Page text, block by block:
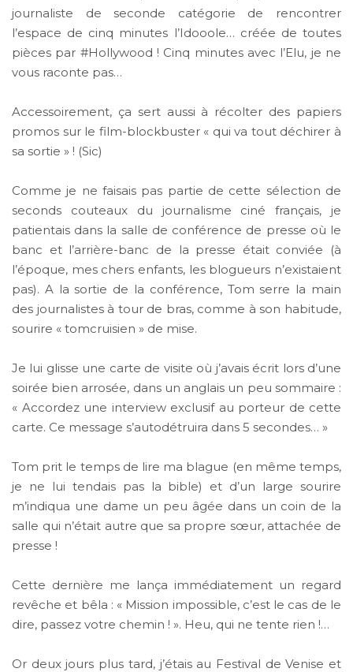
journaliste de seconde catégorie de rencontrer
l’espace de cinq minutes l’Idooole… créée de toutes
pièces par #Hollywood ! Cinq minutes avec l’Elu, je ne
vous raconte pas…
Accessoirement, ça sert aussi à récolter des papiers
promos sur le film-blockbuster « qui va tout déchirer à
sa sortie » ! (Sic)
Comme je ne faisais pas partie de cette sélection de
seconds couteaux du journalisme ciné français, je
patientais dans la salle de conférence de presse où le
banc et l’arrière-banc de la presse était conviée (à
l’époque, mes chers enfants, les blogueurs n’existaient
pas). A la sortie de la conférence, Tom serre la main
des journalistes à tour de bras, comme à son habitude,
sourire « tomcruisien » de mise.
Je lui glisse une carte de visite où j’avais écrit lors d’une
soirée bien arrosée, dans un anglais un peu sommaire :
« Accordez une interview exclusif au porteur de cette
carte. Ce message s’autodétruira dans 5 secondes… »
Tom prit le temps de lire ma blague (en même temps,
je ne lui tendais pas la bible) et d’un large sourire
m’indiqua une dame un peu âgée dans un coin de la
salle qui n’était autre que sa propre sœur, attachée de
presse !
Cette dernière me lança immédiatement un regard
revêche et bêla : « Mission impossible, c’est le cas de le
dire, passez votre chemin ! ». Heu, qui ne tente rien !…
Or deux jours plus tard, j’étais au Festival de Venise et